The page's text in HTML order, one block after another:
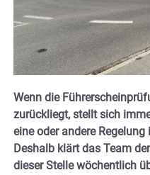
Wenn die
zurückliegt, stellt sich
eine oder andere
Deshalb klärt das Team
dieser Stelle wöchentlich